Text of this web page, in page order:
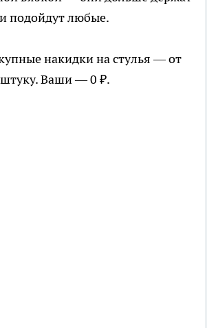
подойдут любые.
накидки на стулья — от
штуку. Ваши — 0 ₽.